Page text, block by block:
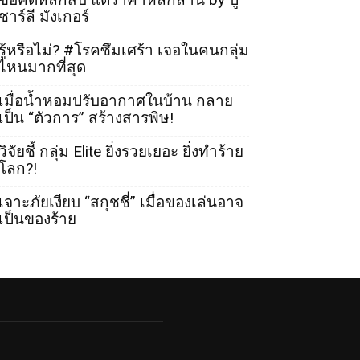
าร์ลี มังเกอร์
หรือไม่? #โรคซึมเศร้า เจอในคนกลุ่ม
หนมากที่สุด
มื่อน้ำหอมปรับอากาศในบ้าน กลาย
ป็น “ตัวการ” สร้างสารพิษ!
จัยชี้ กลุ่ม Elite ยิ่งรวยเยอะ ยิ่งทำร้าย
ลก?!
จาะภัยเงียบ “สกุชชี่” เมื่อของเล่นอาจ
ป็นของร้าย